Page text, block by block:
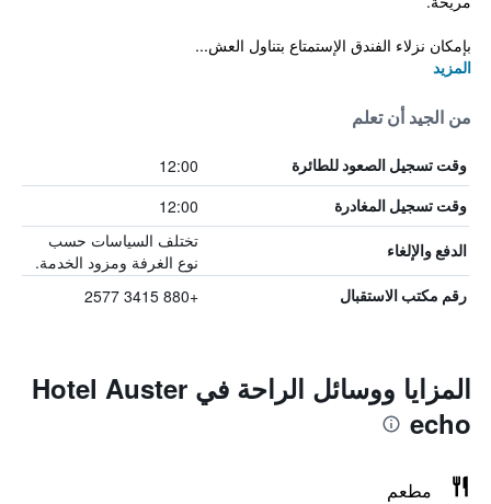
بإمكان نزلاء الفندق الإستمتاع بتناول العش...
المزيد
من الجيد أن تعلم
وقت تسجيل الصعود للطائرة 12:00
وقت تسجيل المغادرة 12:00
الدفع والإلغاء
تختلف السياسات حسب
نوع الغرفة ومزود الخدمة.
رقم مكتب الاستقبال +880 3415 2577
المزايا ووسائل الراحة في Hotel Auster
echo
مطعم